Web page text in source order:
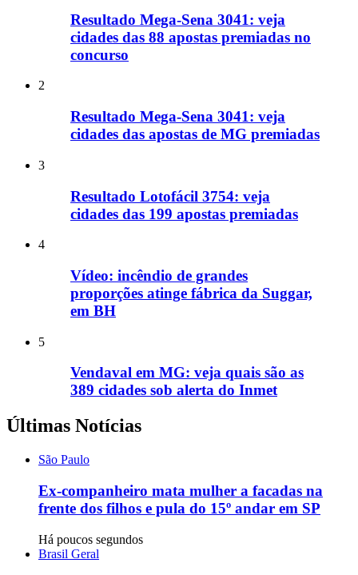
Resultado Mega-Sena 3041: veja
cidades das 88 apostas premiadas no
concurso
2
Resultado Mega-Sena 3041: veja
cidades das apostas de MG premiadas
3
Resultado Lotofácil 3754: veja
cidades das 199 apostas premiadas
4
Vídeo: incêndio de grandes
proporções atinge fábrica da Suggar,
em BH
5
Vendaval em MG: veja quais são as
389 cidades sob alerta do Inmet
Últimas Notícias
São Paulo
Ex-companheiro mata mulher a facadas na
frente dos filhos e pula do 15º andar em SP
Há poucos segundos
Brasil Geral